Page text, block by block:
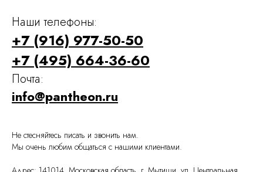
Наши телефоны:
+7 (916) 977-50-50
+7 (495) 664-36-60
Почта:
info@pantheon.ru
Не стесняйтесь писать и звонить нам.
Мы очень любим общаться с нашими клиентами.